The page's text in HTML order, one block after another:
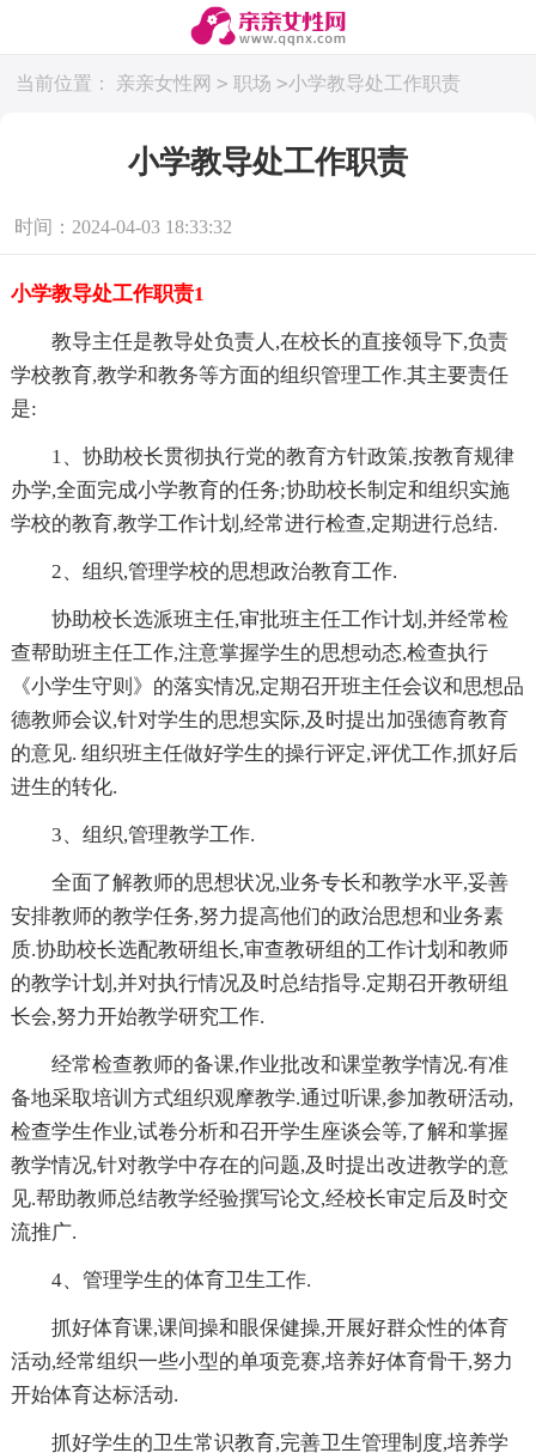
当前位置： 亲亲女性网 > 职场 >小学教导处工作职责
小学教导处工作职责
时间：2024-04-03 18:33:32
小学教导处工作职责1
教导主任是教导处负责人,在校长的直接领导下,负责
学校教育,教学和教务等方面的组织管理工作.其主要责任
是:
1、协助校长贯彻执行党的教育方针政策,按教育规律
办学,全面完成小学教育的任务;协助校长制定和组织实施
学校的教育,教学工作计划,经常进行检查,定期进行总结.
2、组织,管理学校的思想政治教育工作.
协助校长选派班主任,审批班主任工作计划,并经常检
查帮助班主任工作,注意掌握学生的思想动态,检查执行
《小学生守则》的落实情况,定期召开班主任会议和思想品
德教师会议,针对学生的思想实际,及时提出加强德育教育
的意见. 组织班主任做好学生的操行评定,评优工作,抓好后
进生的转化.
3、组织,管理教学工作.
全面了解教师的思想状况,业务专长和教学水平,妥善
安排教师的教学任务,努力提高他们的政治思想和业务素
质.协助校长选配教研组长,审查教研组的工作计划和教师
的教学计划,并对执行情况及时总结指导.定期召开教研组
长会,努力开始教学研究工作.
经常检查教师的备课,作业批改和课堂教学情况.有准
备地采取培训方式组织观摩教学.通过听课,参加教研活动,
检查学生作业,试卷分析和召开学生座谈会等,了解和掌握
教学情况,针对教学中存在的问题,及时提出改进教学的意
见.帮助教师总结教学经验撰写论文,经校长审定后及时交
流推广.
4、管理学生的体育卫生工作.
抓好体育课,课间操和眼保健操,开展好群众性的体育
活动,经常组织一些小型的单项竞赛,培养好体育骨干,努力
开始体育达标活动.
抓好学生的卫生常识教育,完善卫生管理制度,培养学